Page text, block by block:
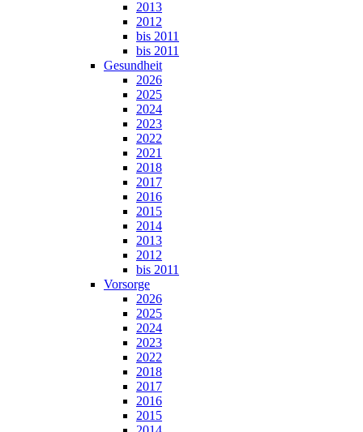
2013
2012
bis 2011
bis 2011
Gesundheit
2026
2025
2024
2023
2022
2021
2018
2017
2016
2015
2014
2013
2012
bis 2011
Vorsorge
2026
2025
2024
2023
2022
2018
2017
2016
2015